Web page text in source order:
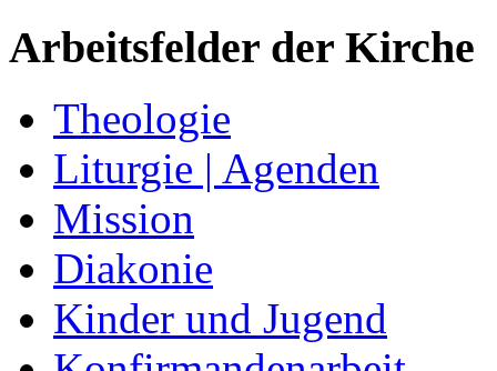
Arbeitsfelder der Kirche
Theologie
Liturgie | Agenden
Mission
Diakonie
Kinder und Jugend